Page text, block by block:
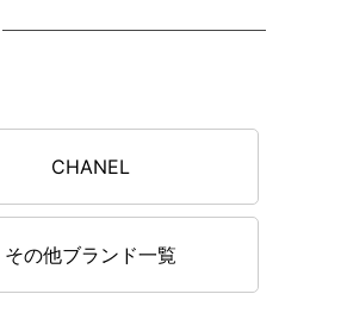
CHANEL
その他ブランド一覧